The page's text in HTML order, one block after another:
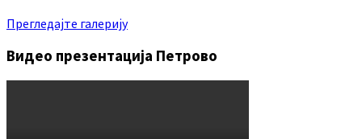
Прегледајте галерију
Видео презентација Петрово